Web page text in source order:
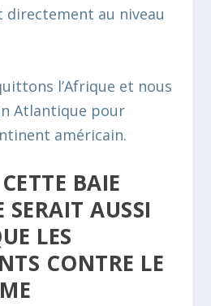
au niveau
l’Afrique et nous
Atlantique pour
américain.
BAIE
SERAIT AUSSI
LES
CONTRE LE